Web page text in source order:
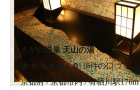
さがの温泉 天山の湯
★ ★ ★4.0116件の口コミ
京都府 / 京都市内 / 有栖川駅176m